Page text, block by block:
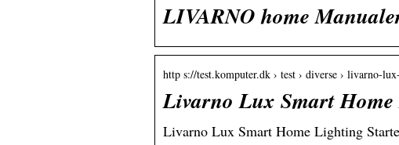
LIVARNO home
http s://test.komputer.dk › test › diverse › livarno-
Livarno Lux Smart
Livarno Lux Smart Home Lighting